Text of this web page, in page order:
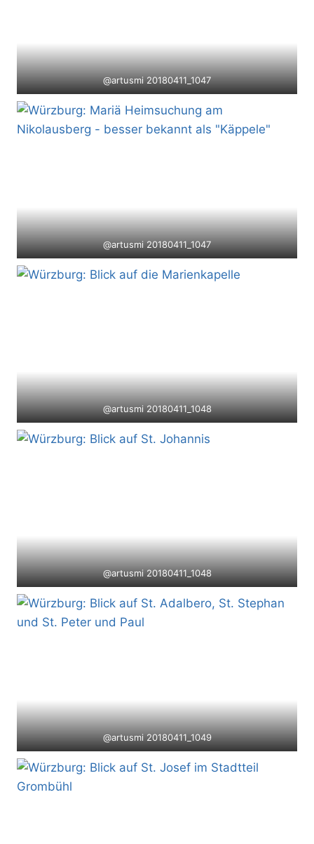
@artusmi 20180411_1047
@artusmi 20180411_1047
@artusmi 20180411_1048
@artusmi 20180411_1048
@artusmi 20180411_1049